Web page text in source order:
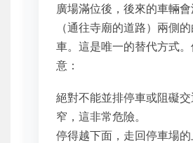
廣場滿位後，後來的車輛
（通往寺廟的道路）兩側
車。這是唯一的替代方式
意：
絕對不能並排停車或阻礙
窄，這非常危險。
停得越下面，走回停車場